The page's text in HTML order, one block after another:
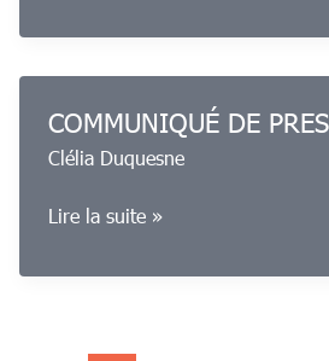
SUR
TRIMESTRE
2026
COMMUNIQUÉ DE
Clélia Duquesne
COMMUNIQUÉ
PRESSE
Lire la suite »